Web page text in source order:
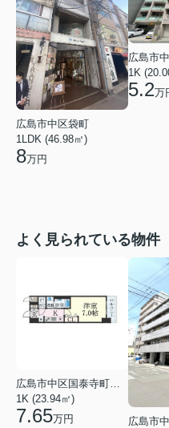
広島市中区袋町
1LDK (46.98㎡)
8万円
広島市
1K
5.2万
よく見られている物件
広島市中区国泰寺町２丁目
1K (23.94㎡)
7.65万円
広島市